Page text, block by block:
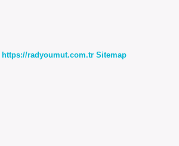
https://radyoumut.com.tr Sitemap